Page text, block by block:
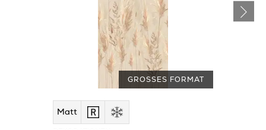
GROSSES FORMAT
Matt